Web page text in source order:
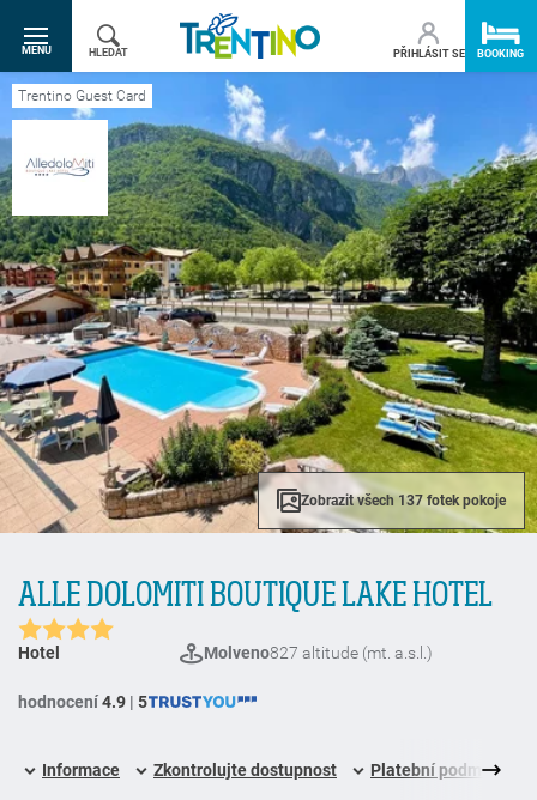
SR.TOGGLE-NAVIGATION
MENU
HLEDAT PŘIHLÁSIT SE BOOKING